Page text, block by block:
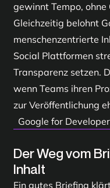
gewinnt Tempo,
Gleichzeitig belohnt
menschenzentrierte
Social Plattformen
Transparenz setzen.
wenn Teams ihren
zur Veröffentlichung
Google for
Der Weg vom
Inhalt
Ein gutes Briefing